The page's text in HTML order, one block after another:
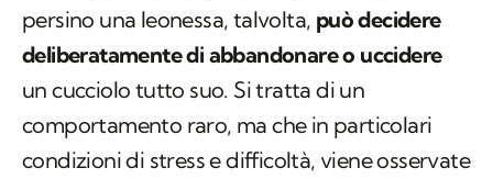
persino una leonessa, talvolta, può decidere
deliberatamente di abbandonare o uccidere
un cucciolo tutto suo. Si tratta di un
comportamento raro, ma che in particolari
condizioni di stress e difficoltà, viene osservate